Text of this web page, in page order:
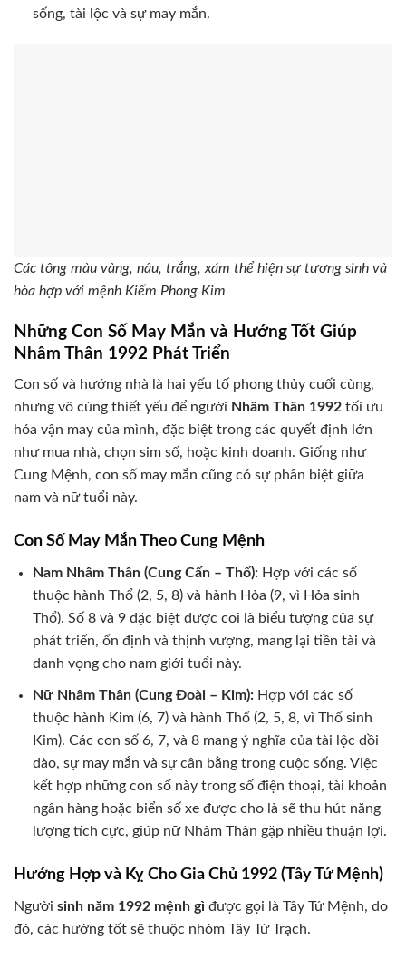
sống, tài lộc và sự may mắn.
Các tông màu vàng, nâu, trắng, xám thể hiện sự tương sinh và
hòa hợp với mệnh Kiếm Phong Kim
Những Con Số May Mắn và Hướng Tốt Giúp
Nhâm Thân 1992 Phát Triển
Con số và hướng nhà là hai yếu tố phong thủy cuối cùng,
nhưng vô cùng thiết yếu để người Nhâm Thân 1992 tối ưu
hóa vận may của mình, đặc biệt trong các quyết định lớn
như mua nhà, chọn sim số, hoặc kinh doanh. Giống như
Cung Mệnh, con số may mắn cũng có sự phân biệt giữa
nam và nữ tuổi này.
Con Số May Mắn Theo Cung Mệnh
Nam Nhâm Thân (Cung Cấn – Thổ):Hợp với các số
thuộc hành Thổ (2, 5, 8) và hành Hỏa (9, vì Hỏa sinh
Thổ). Số 8 và 9 đặc biệt được coi là biểu tượng của sự
phát triển, ổn định và thịnh vượng, mang lại tiền tài và
danh vọng cho nam giới tuổi này.
Nữ Nhâm Thân (Cung Đoài – Kim):Hợp với các số
thuộc hành Kim (6, 7) và hành Thổ (2, 5, 8, vì Thổ sinh
Kim). Các con số 6, 7, và 8 mang ý nghĩa của tài lộc dồi
dào, sự may mắn và sự cân bằng trong cuộc sống. Việc
kết hợp những con số này trong số điện thoại, tài khoản
ngân hàng hoặc biển số xe được cho là sẽ thu hút năng
lượng tích cực, giúp nữ Nhâm Thân gặp nhiều thuận lợi.
Hướng Hợp và Kỵ Cho Gia Chủ 1992 (Tây Tứ Mệnh)
Người sinh năm 1992 mệnh gì được gọi là Tây Tứ Mệnh, do
đó, các hướng tốt sẽ thuộc nhóm Tây Tứ Trạch.